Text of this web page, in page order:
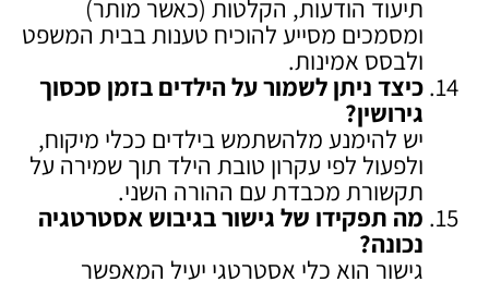
תיעוד הודעות, הקלטות (כאשר מותר)
ומסמכים מסייע להוכיח טענות בבית המשפט
ולבסס אמינות.
כיצד ניתן לשמור על הילדים בזמן סכסוך
גירושין?
יש להימנע מלהשתמש בילדים ככלי מיקוח,
ולפעול לפי עקרון טובת הילד תוך שמירה על
תקשורת מכבדת עם ההורה השני.
מה תפקידו של גישור בגיבוש אסטרטגיה
נכונה?
גישור הוא כלי אסטרטגי יעיל המאפשר